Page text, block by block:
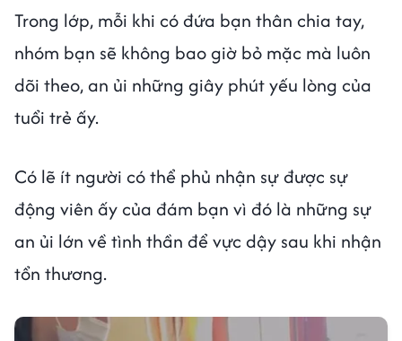
Trong lớp, mỗi khi có đứa bạn thân chia tay,
nhóm bạn sẽ không bao giờ bỏ mặc mà luôn
dõi theo, an ủi những giây phút yếu lòng của
tuổi trẻ ấy.
Có lẽ ít người có thể phủ nhận sự được sự
động viên ấy của đám bạn vì đó là những sự
an ủi lớn về tình thần để vực dậy sau khi nhận
tổn thương.